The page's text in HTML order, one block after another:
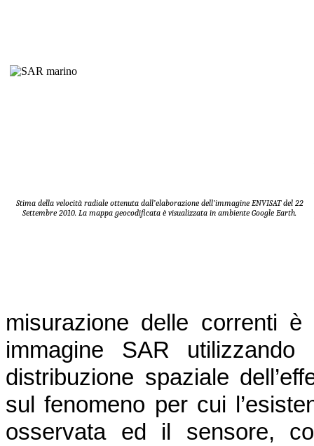
Stima della velocità radiale ottenuta dall’elaborazione dell’immagine ENVISAT del 22
Settembre 2010. La mappa geocodificata è visualizzata in ambiente Google Earth.
misurazione delle correnti
immagine SAR
distribuzione spaziale
sul fenomeno per cui
osservata ed il sensore,